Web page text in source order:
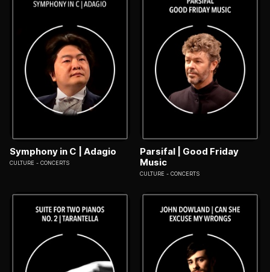
Symphony in C | Adagio
CULTURE CONCERTS
Parsifal | Good Friday
Music
CULTURE CONCERTS